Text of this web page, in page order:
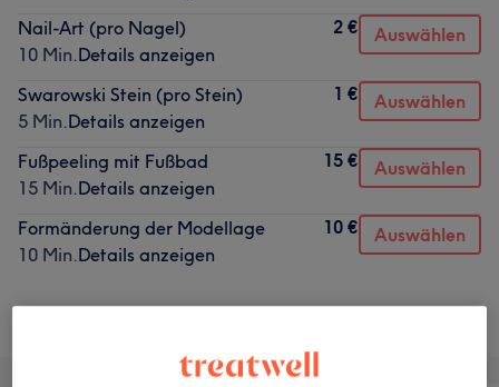
Nail-Art (pro Nagel)
10 Min.Details anzeigen
2 € Auswählen
Swarowski Stein (pro Stein)
5 Min.Details anzeigen
1 € Auswählen
Fußpeeling mit Fußbad
15 Min.Details anzeigen
15 € Auswählen
Formänderung der Modellage
10 Min.Details anzeigen
10 € Auswählen